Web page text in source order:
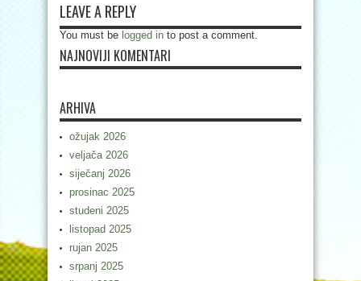
LEAVE A REPLY
You must be logged in to post a comment.
NAJNOVIJI KOMENTARI
ARHIVA
ožujak 2026
veljača 2026
siječanj 2026
prosinac 2025
studeni 2025
listopad 2025
rujan 2025
srpanj 2025